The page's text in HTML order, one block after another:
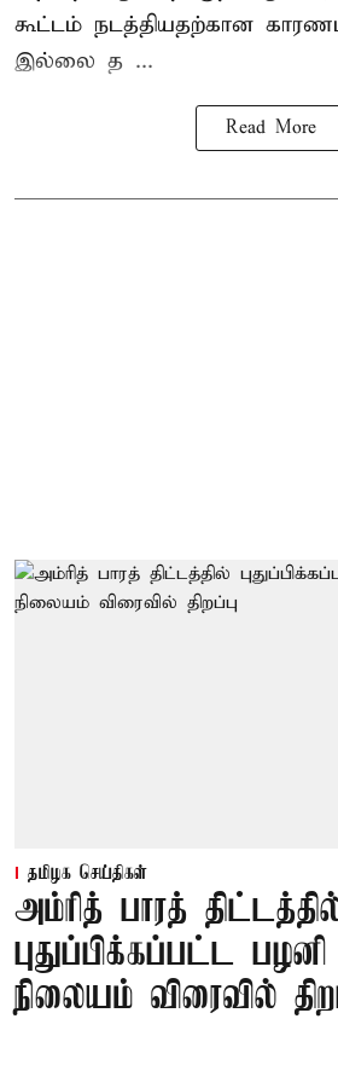
கூட்டம் நடத்தியதற்கான
இல்லை த ...
Read More
தமிழக செய்திகள்
அம்ரித் பாரத்
புதுப்பிக்கப்பட்ட
நிலையம் விரைவில்